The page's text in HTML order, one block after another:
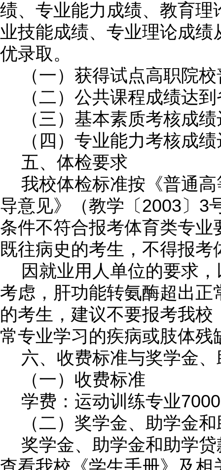
绩、专业能力成绩、教育理
业技能成绩、专业理论成
优录取。
（一）获得试点高职院
（二）公共课程成绩达
（三）基本素质考核成
（四）专业能力考核成
五、体检要求
我校体检标准按《普通
导意见》（教学〔 2003 〕 3
条件不符合报考体育类专
既往病史的考生，不得报考
因就业用人单位的要求
考虑，肝功能转氨酶超出
的考生，建议不要报考我
常专业学习的疾病或肢体残
六、收费标准与奖学金
（一）收费标准
学费：运动训练专业7000
（二）奖学金、助学金
奖学金、助学金和助学